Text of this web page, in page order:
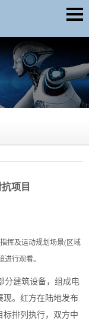
项目
挥及运动规划场景(区域
行观看。
分建筑设备，组成电
现。红方在陆地发布
标排列执行，双方中